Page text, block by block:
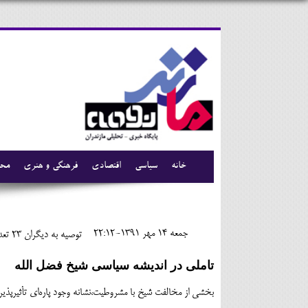
فرهنگی و هنری اقتصادی سیاسی خانه
توصیه به دیگران 23 جمعه 14 مهر 1391-22:12
تاملی در اندیشه سیاسی شیخ فضل الله
بخشی از مخالفت شیخ با مشروطیت،نشانه وجود پارهﺍی